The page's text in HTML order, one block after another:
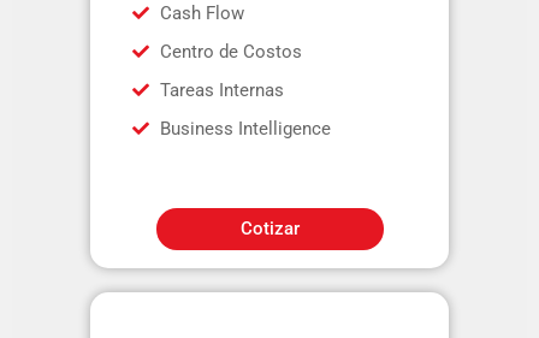
Cash Flow
Centro de Costos
Tareas Internas
Business Intelligence
Cotizar